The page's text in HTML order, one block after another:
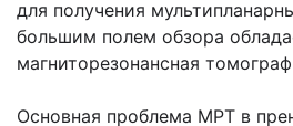
для получения
большим полем обзора
магниторезонансная
Основная проблема МРТ в